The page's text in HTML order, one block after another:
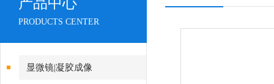
PRODUCTS CENTER
显微镜|凝胶成像